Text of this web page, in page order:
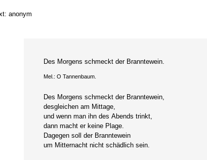
anonym
Des Morgens schmeckt der Branntewein.
Mel.: O Tannenbaum.
Des Morgens schmeckt der Branntewein,
desgleichen am Mittage,
und wenn man ihn des Abends trinkt,
dann macht er keine Plage.
Dagegen soll der Branntewein
um Mitternacht nicht schädlich sein.